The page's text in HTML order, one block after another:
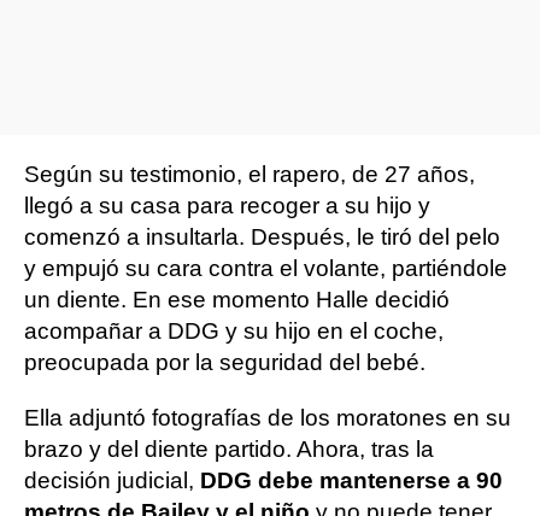
Según su testimonio, el rapero, de 27 años,
llegó a su casa para recoger a su hijo y
comenzó a insultarla. Después, le tiró del pelo
y empujó su cara contra el volante, partiéndole
un diente. En ese momento Halle decidió
acompañar a DDG y su hijo en el coche,
preocupada por la seguridad del bebé.
Ella adjuntó fotografías de los moratones en su
brazo y del diente partido. Ahora, tras la
decisión judicial, DDG debe mantenerse a 90